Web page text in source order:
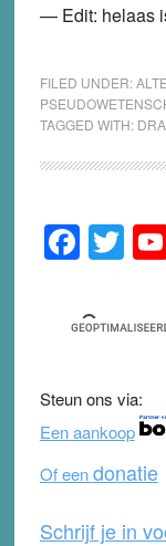
— Edit: helaas
FILED UNDER:
TAGGED WITH:
Primary
Sidebar
F
a
c
e
b
o
o
k
T
wi
tt
er
Steun ons via:
Een aankoop
Of eendonatie
Schrijf je in